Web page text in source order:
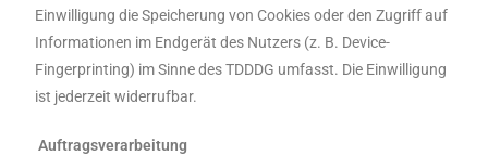
Einwilligung die Speicherung von Cookies oder den Zugriff auf
Informationen im Endgerät des Nutzers (z. B. Device-
Fingerprinting) im Sinne des TDDDG umfasst. Die Einwilligung
ist jederzeit widerrufbar.
Auftragsverarbeitung